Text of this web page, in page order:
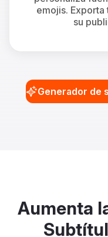
emojis.
su
Generador de
Aumenta